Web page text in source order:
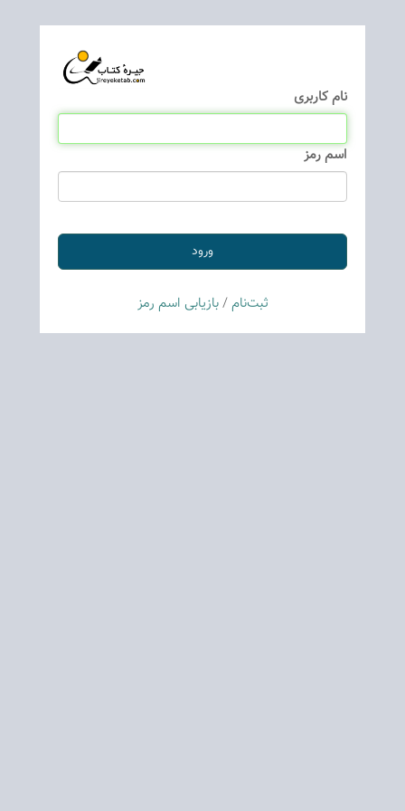
نام كاربری
اسم رمز
ثبت‌نام/بازیابی اسم رمز